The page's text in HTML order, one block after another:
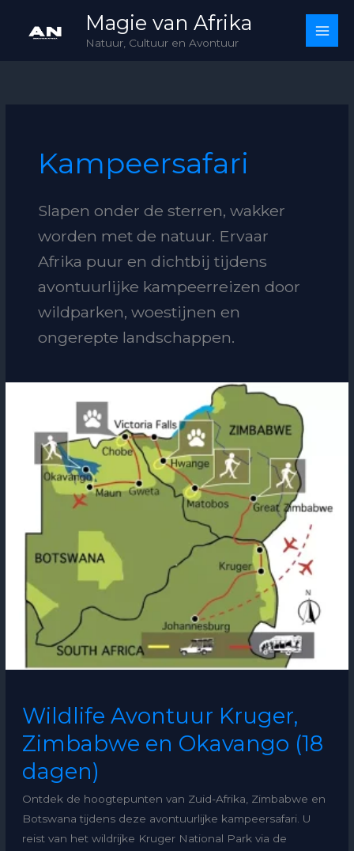
Magie van Afrika
Natuur, Cultuur en Avontuur
Kampeersafari
Slapen onder de sterren, wakker
worden met de natuur. Ervaar
Afrika puur en dichtbij tijdens
avontuurlijke kampeerreizen door
wildparken, woestijnen en
ongerepte landschappen.
Wildlife Avontuur Kruger,
Zimbabwe en Okavango (18
dagen)
Ontdek de hoogtepunten van Zuid-Afrika, Zimbabwe en
Botswana tijdens deze avontuurlijke kampeersafari. U
reist van het wildrijke Kruger National Park via de
Kruger,
Zimbabwe
Okavango
dagen)